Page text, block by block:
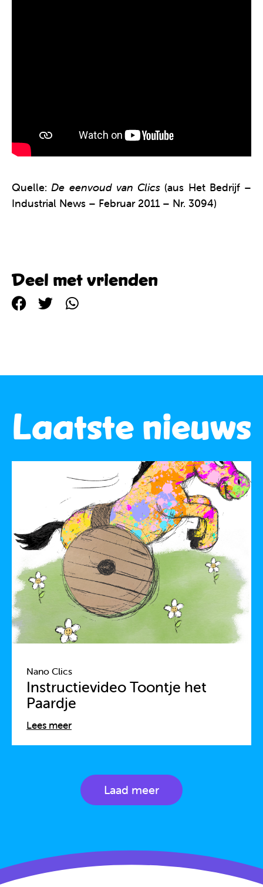
Quelle:De eenvoud van Clics (aus Het Bedrijf –
Industrial News – Februar 2011 – Nr. 3094)
Deel met vrienden
Laatste nieuws
Nano Clics
Instructievideo Toontje het
Paardje
Lees meer
Laad meer